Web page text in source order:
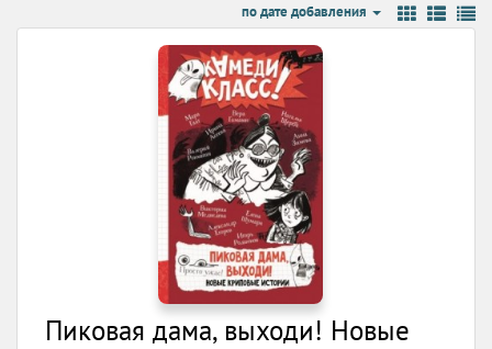
по дате добавления
Пиковая дама, выходи! Новые